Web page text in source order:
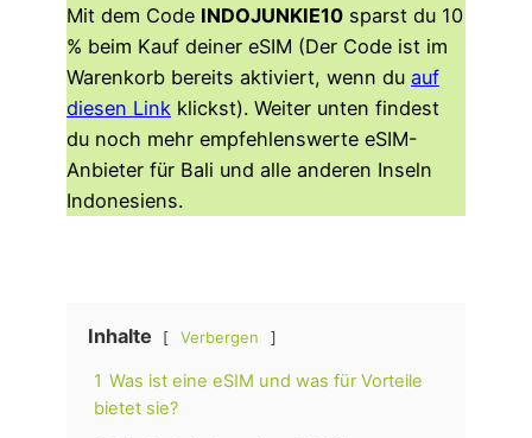
Mit dem Code INDOJUNKIE10 sparst du 10
% beim Kauf deiner eSIM (Der Code ist im
Warenkorb bereits aktiviert, wenn du auf
diesen Link klickst). Weiter unten findest
du noch mehr empfehlenswerte eSIM-
Anbieter für Bali und alle anderen Inseln
Indonesiens.
Inhalte Verbergen
1 Was ist eine eSIM und was für Vorteile
bietet sie?